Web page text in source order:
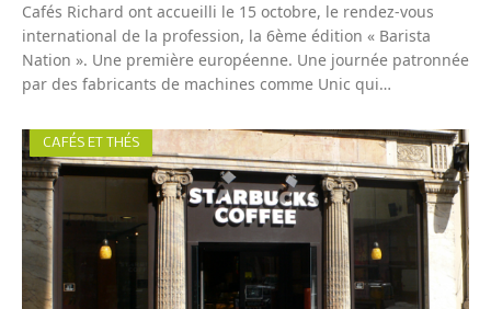
Cafés Richard ont accueilli le 15 octobre, le rendez-vous
international de la profession, la 6ème édition « Barista
Nation ». Une première européenne. Une journée patronnée
par des fabricants de machines comme Unic qui…
CAFÉS ET THÉS